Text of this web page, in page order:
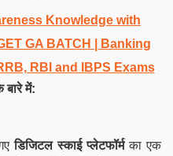
Knowledge with
GA BATCH
| Banking
RBI and IBPS Exams
बारे में:
गएडिजिटल स्काई प्लेटफॉर्मका एक